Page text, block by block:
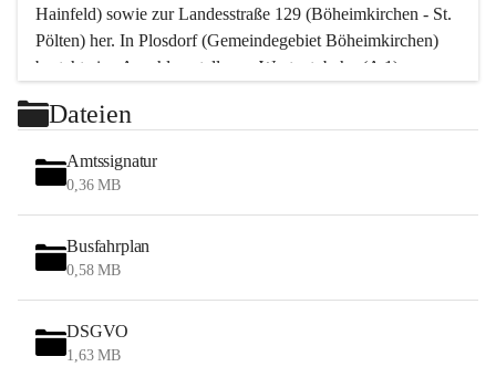
Hainfeld) sowie zur Landesstraße 129 (Böheimkirchen - St.
Pölten) her. In Plosdorf (Gemeindegebiet Böheimkirchen)
besteht eine Anschlussstelle zur Westautobahn (A 1).
Wien erreicht man in ca. 45 Minuten.
Stössing zählt noch zum Naherholungsraum Wien sowie
zum Naherholungsraum St. Pölten. Viele Bauernhöfe hatten
„ihre Wiener“. Seit 1960 bauten viele Wiener
Wochenendhäuser im Gemeindegebiet. Wegen des
waldreichen Jagdgebietes haben viele Jagdpächter ihre
Das Wandern ist aus touristischer Sicht die bedeutendste
Tätigkeit. Das hügelige Gebiet mit Wanderwegen durch
Dateien
Amtssignatur
0,36 MB
Busfahrplan
0,58 MB
DSGVO
1,63 MB